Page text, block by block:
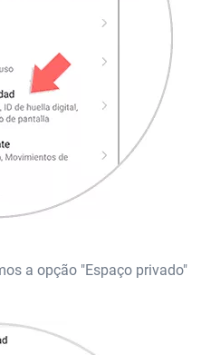
a opção "Espaço privado"